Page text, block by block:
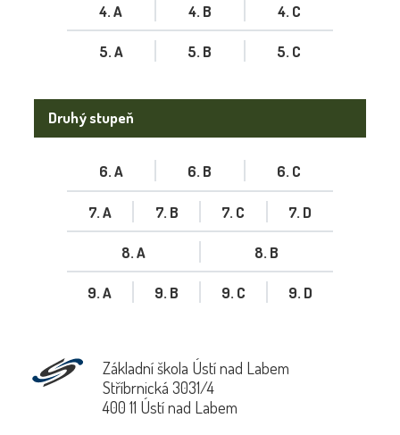
4. A 4. B 4. C
5. A 5. B 5. C
Druhý stupeň
6. A 6. B 6. C
7. A 7. B 7. C 7. D
8. A 8. B
9. A 9. B 9. C 9. D
Základní škola Ústí nad Labem
Stříbrnická 3031/4
400 11 Ústí nad Labem